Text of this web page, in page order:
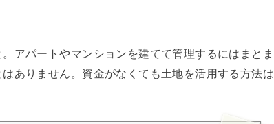
アパートやマンションを建てて管理するにはまとま
ありません。資金がなくても土地を活用する方法は